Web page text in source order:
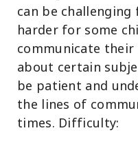
can be
harder for some
communicate
about certain
be patient and
the lines of
times. Difficulty: